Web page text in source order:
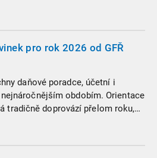
podat, jaké jsou nejčastější
a na co si dát v roce 2026
pro rok 2026 od GFŘ
daňové poradce, účetní i
obdobím. Orientace
tradičně doprovází přelom roku,
novely a doprovodné
ředitelství (GFŘ) zveřejnilo